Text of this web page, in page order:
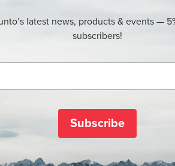
latest news, products & events —
subscribers!
Subscribe